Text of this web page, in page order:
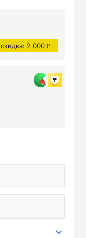
скидка: 2 000 ₽